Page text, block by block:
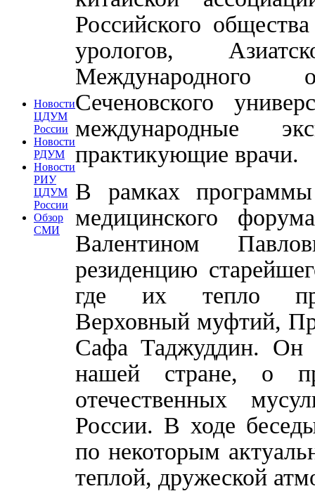
Новости
ЦДУМ
России
Новости
РДУМ
Новости
РИУ
ЦДУМ
России
Обзор
СМИ
Российского
урологов,
Международного
Сеченовского
международные
практикующие врачи.
В рамках
медицинского
Валентином
резиденцию
где их тепло
Верховный муфтий,
Сафа Таджуддин. Он
нашей стране, о
отечественных
России. В ходе
по некоторым
теплой, дружеской